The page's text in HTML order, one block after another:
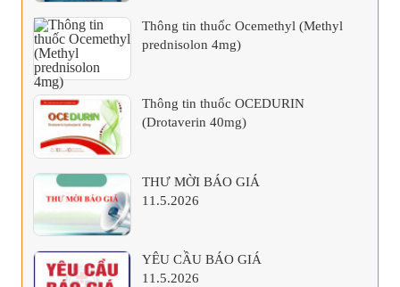
Thông tin thuốc Ocemethyl (Methyl
prednisolon 4mg)
Thông tin thuốc OCEDURIN
(Drotaverin 40mg)
THƯ MỜI BÁO GIÁ
11.5.2026
YÊU CẦU BÁO GIÁ
11.5.2026